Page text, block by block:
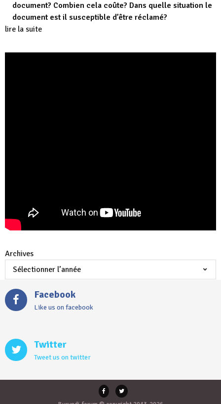
document? Combien cela coûte? Dans quelle situation le
document est il susceptible d’être réclamé?
lire la suite
Archives
Facebook
Like us on facebook
Twitter
Tweet us on twitter